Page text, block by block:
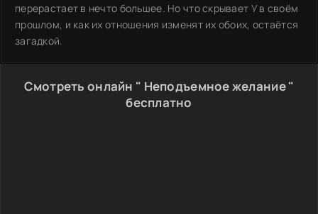
перерастает в нечто большее. Но что скрывает У в своём
прошлом, и как их отношения изменят их обоих, остаётся
загадкой.
Смотреть онлайн " Неподъемное желание "
бесплатно